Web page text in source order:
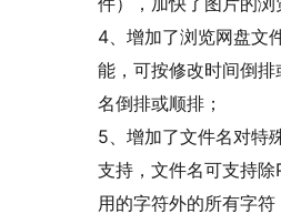
4、增加了浏览网盘文
能，可按修改时间倒
名倒排或顺排；
5、增加了文件名对特
支持，文件名可支持除
用的字符外的所有字符